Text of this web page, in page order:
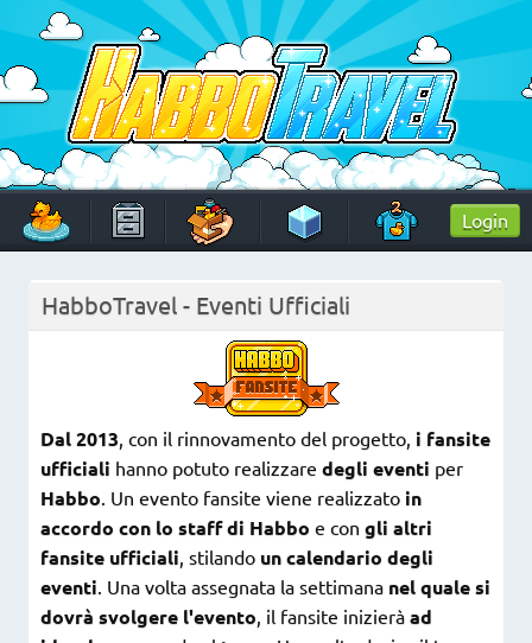
to
content
HabboTravel
Un viaggio di pixel!
Login
HabboTravel - Eventi Ufficiali
Dal 2013, con il rinnovamento del progetto, i fansite
ufficiali hanno potuto realizzare degli eventi per
Habbo. Un evento fansite viene realizzato in
accordo con lo staff di Habbo e con gli altri
fansite ufficiali, stilando un calendario degli
eventi. Una volta assegnata la settimana nel quale si
dovrà svolgere l'evento, il fansite inizierà ad